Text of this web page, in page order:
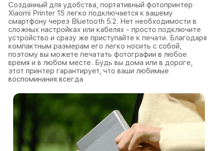
Созданный для удобства, портативный фотопринтер
Xiaomi Printer 1S легко подключается к вашему
смартфону через Bluetooth 5.2. Нет необходимости в
сложных настройках или кабелях - просто подключите
устройство и сразу же приступайте к печати. Благодаря
компактным размерам его легко носить с собой,
поэтому вы можете печатать фотографии в любое
время и в любом месте. Будь вы дома или в дороге,
этот принтер гарантирует, что ваши любимые
воспоминания всегда